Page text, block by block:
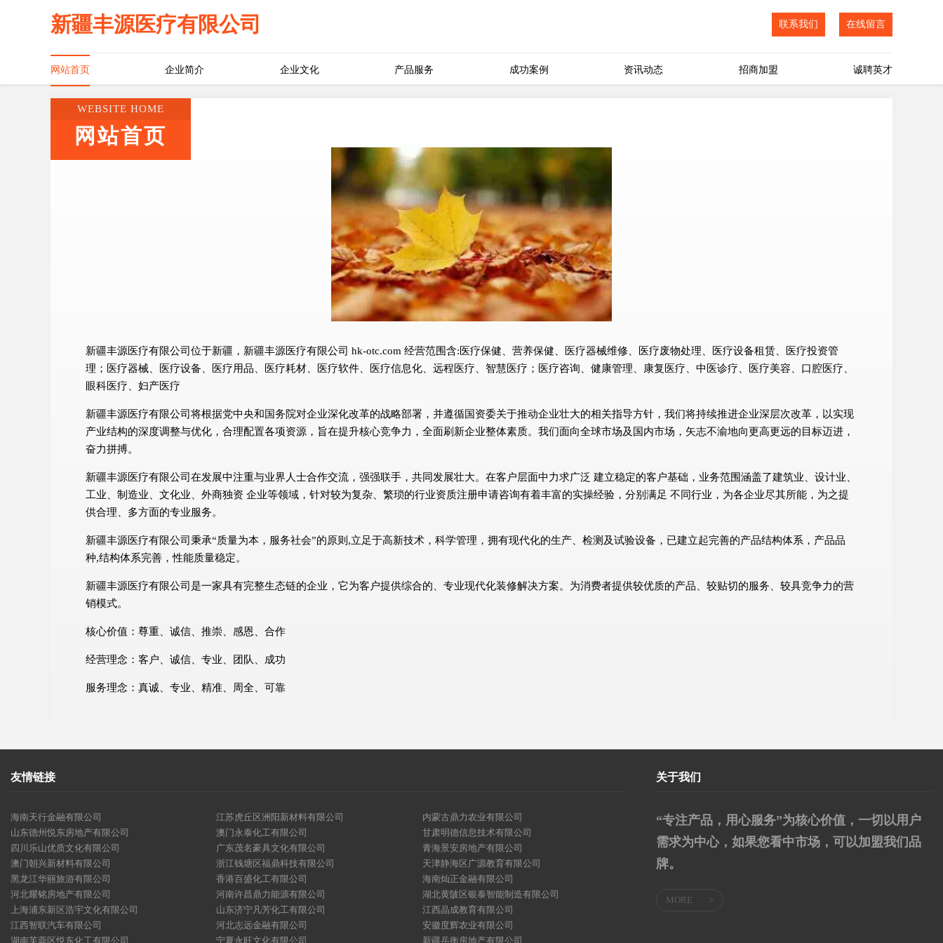
新疆丰源医疗有限公司 联系我们 在线留言
网站首页 企业简介 企业文化 产品服务 成功案例 资讯动态 招商加盟 诚聘英才
WEBSITE HOME
网站首页
新疆丰源医疗有限公司位于新疆，新疆丰源医疗有限公司 hk-otc.com 经营范围含:医疗保健、营养保健、医疗器械维修、医疗废物处理、医疗设备租赁、医疗投资管
理；医疗器械、医疗设备、医疗用品、医疗耗材、医疗软件、医疗信息化、远程医疗、智慧医疗；医疗咨询、健康管理、康复医疗、中医诊疗、医疗美容、口腔医疗、
眼科医疗、妇产医疗
新疆丰源医疗有限公司将根据党中央和国务院对企业深化改革的战略部署，并遵循国资委关于推动企业壮大的相关指导方针，我们将持续推进企业深层次改革，以实现
产业结构的深度调整与优化，合理配置各项资源，旨在提升核心竞争力，全面刷新企业整体素质。我们面向全球市场及国内市场，矢志不渝地向更高更远的目标迈进，
奋力拼搏。
新疆丰源医疗有限公司在发展中注重与业界人士合作交流，强强联手，共同发展壮大。在客户层面中力求广泛 建立稳定的客户基础，业务范围涵盖了建筑业、设计业、
工业、制造业、文化业、外商独资 企业等领域，针对较为复杂、繁琐的行业资质注册申请咨询有着丰富的实操经验，分别满足 不同行业，为各企业尽其所能，为之提
供合理、多方面的专业服务。
新疆丰源医疗有限公司秉承“质量为本，服务社会”的原则,立足于高新技术，科学管理，拥有现代化的生产、检测及试验设备，已建立起完善的产品结构体系，产品品
种,结构体系完善，性能质量稳定。
新疆丰源医疗有限公司是一家具有完整生态链的企业，它为客户提供综合的、专业现代化装修解决方案。为消费者提供较优质的产品、较贴切的服务、较具竞争力的营
销模式。
核心价值：尊重、诚信、推崇、感恩、合作
经营理念：客户、诚信、专业、团队、成功
服务理念：真诚、专业、精准、周全、可靠
友情链接
海南天行金融有限公司 江苏虎丘区洲阳新材料有限公司
内蒙古鼎力农业有限公司
山东德州悦东房地产有限公司
澳门永泰化工有限公司
甘肃明德信息技术有限公司
四川乐山优质文化有限公司
广东茂名豪具文化有限公司
青海景安房地产有限公司
澳门朝兴新材料有限公司
浙江钱塘区福鼎科技有限公司
天津静海区广源教育有限公司
黑龙江华丽旅游有限公司
香港百盛化工有限公司
海南灿正金融有限公司
河北耀铭房地产有限公司
河南许昌鼎力能源有限公司
湖北黄陂区银泰智能制造有限公司
上海浦东新区浩宇文化有限公司
山东济宁凡芳化工有限公司
江西晶成教育有限公司
江西智联汽车有限公司
河北志远金融有限公司
安徽度辉农业有限公司
湖南芙蓉区悦东化工有限公司
宁夏永旺文化有限公司 新疆岳衡房地产有限公司
关于我们
“专注产品，用心服务”为核心价值，一切以用户
需求为中心，如果您看中市场，可以加盟我们品
牌。
MORE >